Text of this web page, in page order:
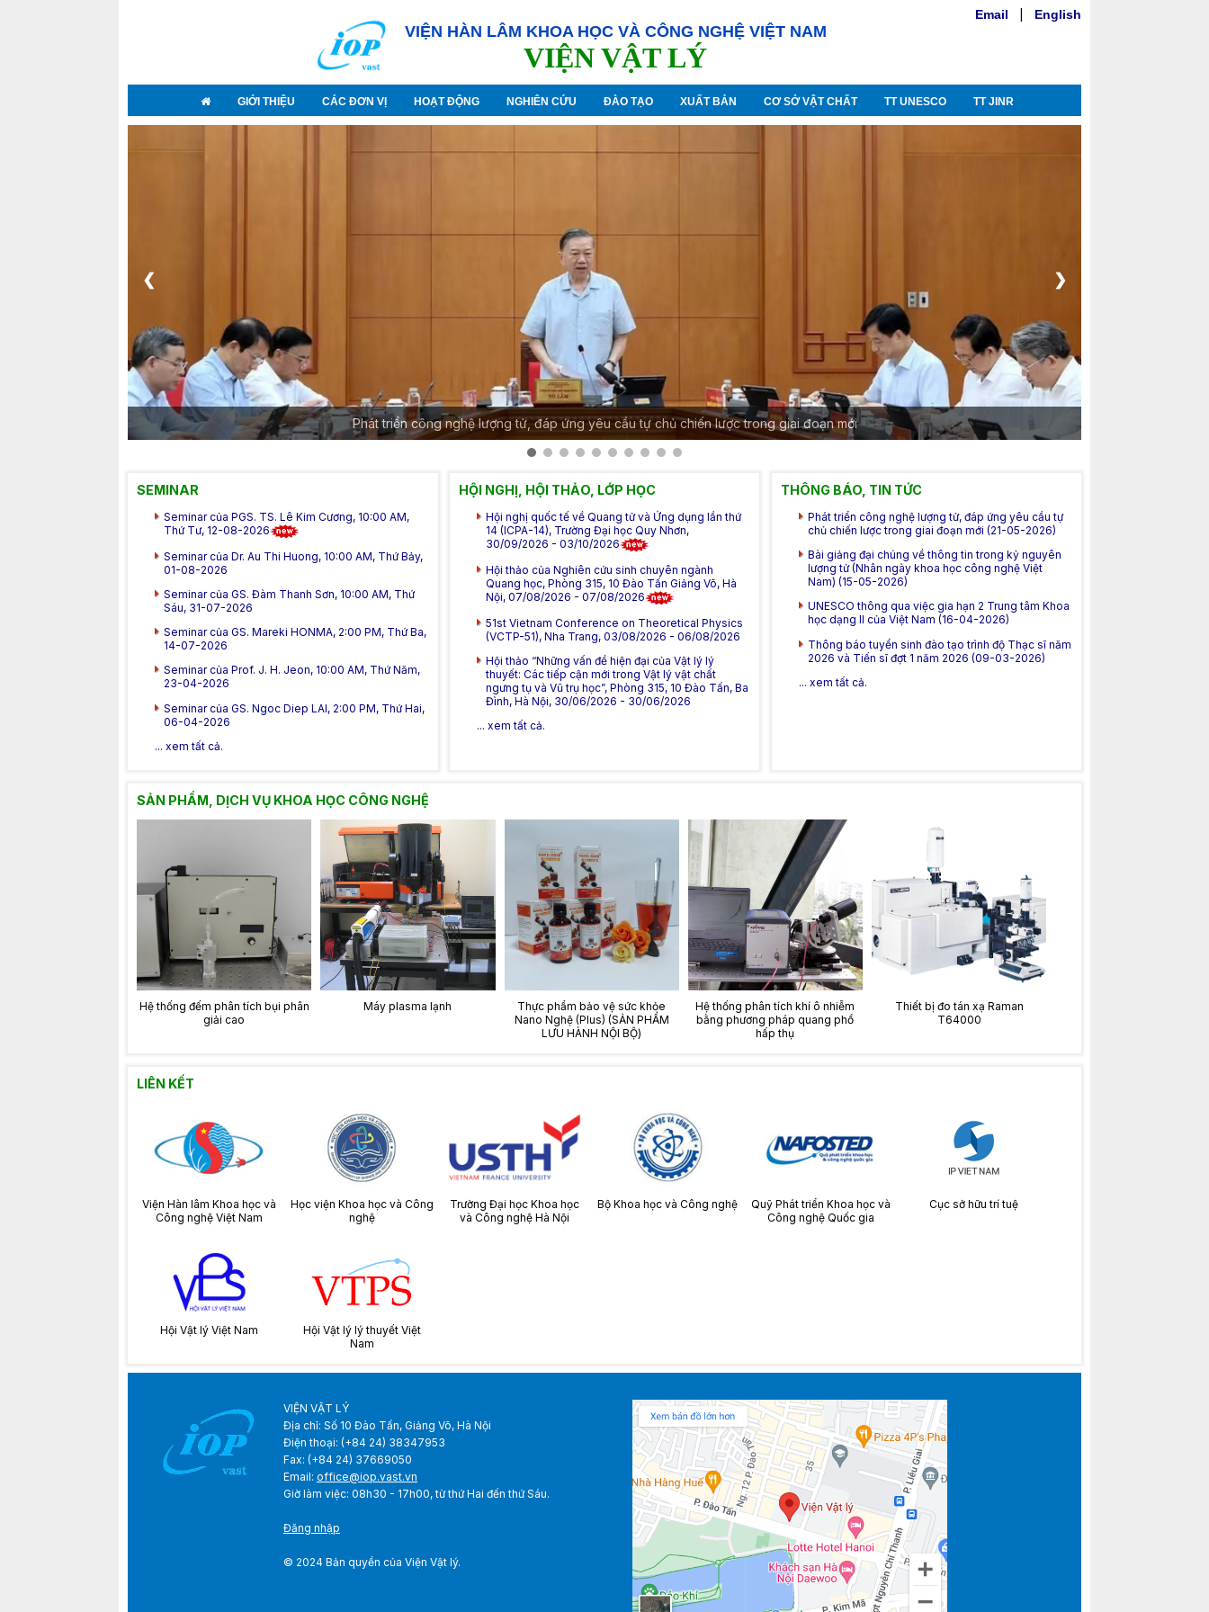
VIỆN HÀN LÂM KHOA HỌC VÀ CÔNG NGHỆ VIỆT NAM
VIỆN VẬT LÝ
Email English
GIỚI THIỆU CÁC ĐƠN VỊ HOẠT ĐỘNG NGHIÊN CỨU ĐÀO TẠO XUẤT BẢN CƠ SỞ VẬT CHẤT TT UNESCO TT JINR
Phát triển công nghệ lượng tử, đáp ứng yêu cầu tự chủ chiến lược trong giai đoạn mới
❮ ❯
SEMINAR
Seminar của PGS. TS. Lê Kim Cương, 10:00 AM,
Thứ Tư, 12-08-2026
Seminar của Dr. Au Thi Huong, 10:00 AM, Thứ Bảy,
01-08-2026
Seminar của GS. Đàm Thanh Sơn, 10:00 AM, Thứ
Sáu, 31-07-2026
Seminar của GS. Mareki HONMA, 2:00 PM, Thứ Ba,
14-07-2026
Seminar của Prof. J. H. Jeon, 10:00 AM, Thứ Năm,
23-04-2026
Seminar của GS. Ngoc Diep LAI, 2:00 PM, Thứ Hai,
06-04-2026
... xem tất cả.
HỘI NGHỊ, HỘI THẢO, LỚP HỌC
Hội nghị quốc tế về Quang tử và Ứng dụng lần thứ
14 (ICPA-14), Trường Đại học Quy Nhơn,
30/09/2026 - 03/10/2026
Hội thảo của Nghiên cứu sinh chuyên ngành
Quang học, Phòng 315, 10 Đào Tấn Giảng Võ, Hà
Nội, 07/08/2026 - 07/08/2026
51st Vietnam Conference on Theoretical Physics
(VCTP-51), Nha Trang, 03/08/2026 - 06/08/2026
Hội thảo “Những vấn đề hiện đại của Vật lý lý
thuyết: Các tiếp cận mới trong Vật lý vật chất
ngưng tụ và Vũ trụ học”, Phòng 315, 10 Đào Tấn, Ba
Đình, Hà Nội, 30/06/2026 - 30/06/2026
... xem tất cả.
THÔNG BÁO, TIN TỨC
Phát triển công nghệ lượng tử, đáp ứng yêu cầu tự
chủ chiến lược trong giai đoạn mới (21-05-2026)
Bài giảng đại chúng về thông tin trong kỷ nguyên
lượng tử (Nhân ngày khoa học công nghệ Việt
Nam) (15-05-2026)
UNESCO thông qua việc gia hạn 2 Trung tâm Khoa
học dạng II của Việt Nam (16-04-2026)
Thông báo tuyển sinh đào tạo trình độ Thạc sĩ năm
2026 và Tiến sĩ đợt 1 năm 2026 (09-03-2026)
... xem tất cả.
SẢN PHẨM, DỊCH VỤ KHOA HỌC CÔNG NGHỆ
Hệ thống đếm phân tích bụi phân
giải cao
Máy plasma lạnh
Thực phẩm bảo vệ sức khỏe
Nano Nghệ (Plus) (SẢN PHẨM
LƯU HÀNH NỘI BỘ)
Hệ thống phân tích khí ô nhiễm
bằng phương pháp quang phổ
hấp thụ
Thiết bị đo tán xạ Raman
T64000
LIÊN KẾT
Viện Hàn lâm Khoa học và
Công nghệ Việt Nam
Học viện Khoa học và Công
nghệ
Trường Đại học Khoa học
và Công nghệ Hà Nội
Bộ Khoa học và Công nghệ
Quỹ Phát triển Khoa học và
Công nghệ Quốc gia
Cục sở hữu trí tuệ
Hội Vật lý Việt Nam
Hội Vật lý lý thuyết Việt
Nam
VIỆN VẬT LÝ
Địa chỉ: Số 10 Đào Tấn, Giảng Võ, Hà Nội
Điện thoại: (+84 24) 38347953
Fax: (+84 24) 37669050
Email: office@iop.vast.vn
Giờ làm việc: 08h30 - 17h00, từ thứ Hai đến thứ Sáu.
Đăng nhập
© 2024 Bản quyền của Viện Vật lý.